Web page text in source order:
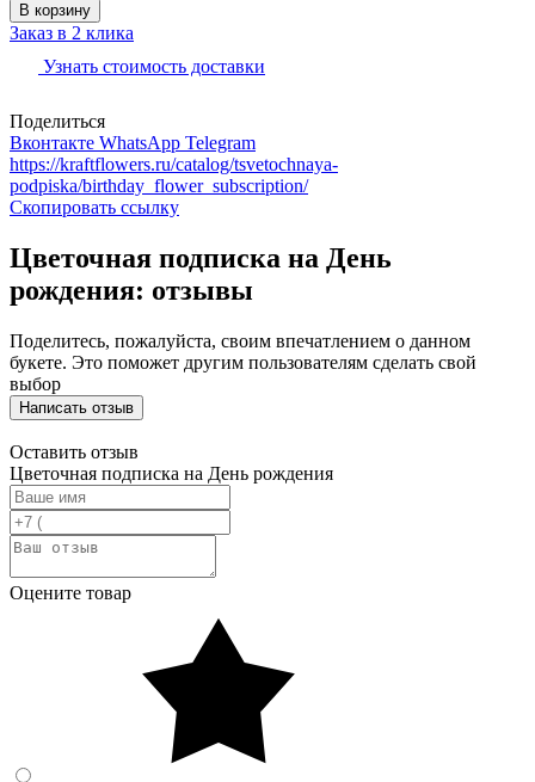
В корзину
Заказ в 2 клика
Узнать стоимость доставки
Поделиться
Вконтакте WhatsApp Telegram
https://kraftflowers.ru/catalog/tsvetochnaya-
podpiska/birthday_flower_subscription/
Скопировать ссылку
Цветочная подписка на День
рождения: отзывы
Поделитесь, пожалуйста, своим впечатлением о данном
букете. Это поможет другим пользователям сделать свой
выбор
Написать отзыв
Оставить отзыв
Цветочная подписка на День рождения
Оцените товар